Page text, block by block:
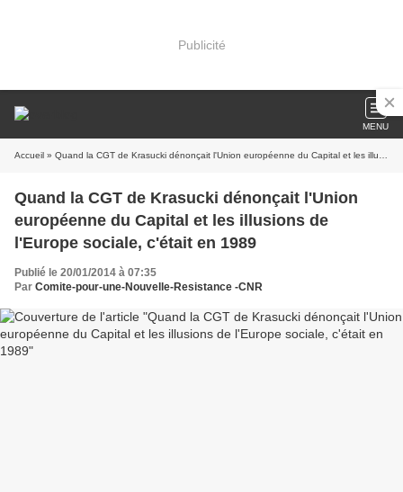
Publicité
MENU
Accueil » Quand la CGT de Krasucki dénonçait l'Union européenne du Capital et les illusions de l'Europe sociale, c'était en 1989
Quand la CGT de Krasucki dénonçait l'Union
européenne du Capital et les illusions de
l'Europe sociale, c'était en 1989
Publié le 20/01/2014 à 07:35
Par Comite-pour-une-Nouvelle-Resistance -CNR